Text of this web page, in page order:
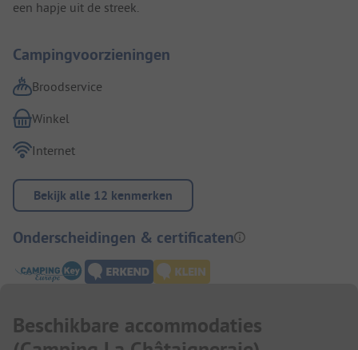
een hapje uit de streek.
Campingvoorzieningen
Broodservice
Winkel
Internet
Bekijk alle 12 kenmerken
Onderscheidingen & certificaten
Beschikbare accommodaties